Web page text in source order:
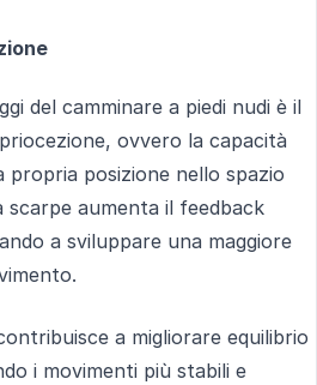
del camminare a piedi nudi è il
ovvero la capacità
propria posizione nello spazio
aumenta il feedback
a sviluppare una maggiore
a migliorare equilibrio
i movimenti più stabili e